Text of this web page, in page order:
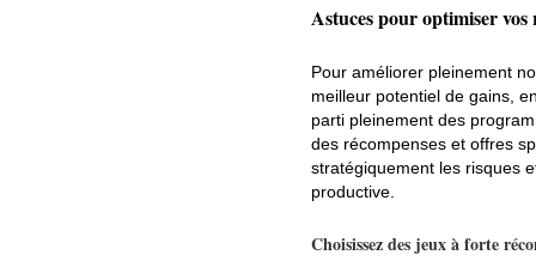
Astuces pour optimiser vos
Pour améliorer pleinement
meilleur potentiel de gains,
parti pleinement des
des récompenses et offres
stratégiquement les risques
productive.
Choisissez des jeux à forte